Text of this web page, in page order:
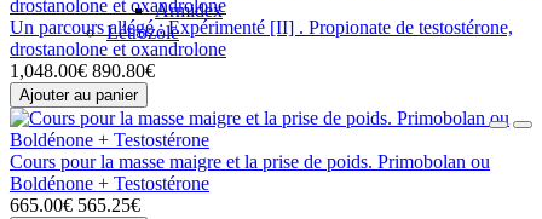
Armidex
Létrozole
Un parcours allégé : Expérimenté [II] . Propionate de testostérone,
drostanolone et oxandrolone
1,048.00€ 890.80€
Ajouter au panier
Cours pour la masse maigre et la prise de poids. Primobolan ou
Boldénone + Testostérone
665.00€ 565.25€